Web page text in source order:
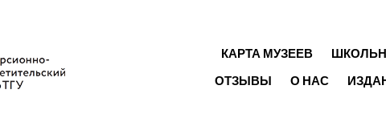
ГЛАВНОЕ МЕНЮ
КАРТА МУЗЕЕВ
ОТЗЫВЫ
О НАС